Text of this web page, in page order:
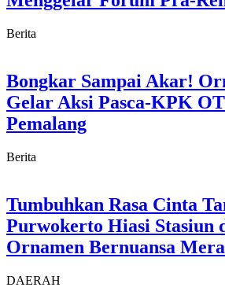
Berita
Bongkar Sampai Akar!
Gelar Aksi Pasca-KPK
Pemalang
Berita
Tumbuhkan Rasa Cinta
Purwokerto Hiasi Stasiun
Ornamen Bernuansa
DAERAH